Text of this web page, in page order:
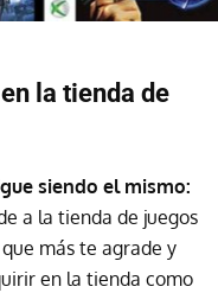
la tienda de
siendo el mismo:
a la tienda de juegos
más te agrade y
en la tienda como